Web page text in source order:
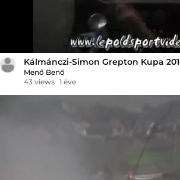
Kálmánczi-Simon Grepton Kupa
Menő Benő
43 views 1 éve